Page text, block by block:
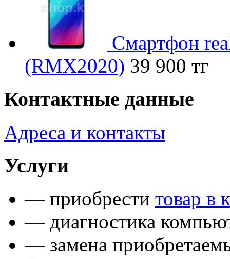
Смартфон
(RMX2020) 39 900 тг
Контактные данные
Адреса и контакты
Услуги
— приобрести товар в
— диагностика
— замена